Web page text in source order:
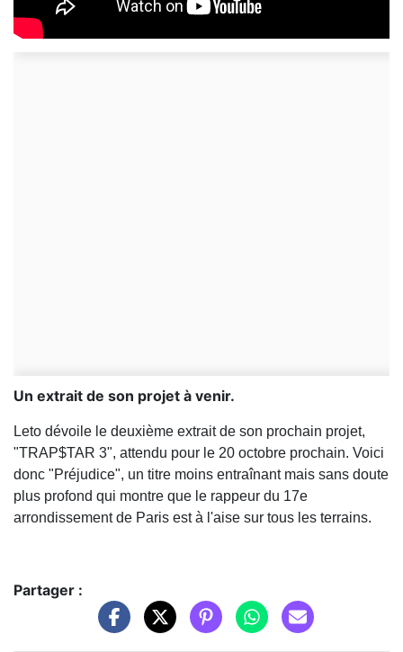
Un extrait de son projet à venir.
Leto dévoile le deuxième extrait de son prochain projet,
"TRAP$TAR 3", attendu pour le 20 octobre prochain. Voici
donc "Préjudice", un titre moins entraînant mais sans doute
plus profond qui montre que le rappeur du 17e
arrondissement de Paris est à l'aise sur tous les terrains.
Partager :